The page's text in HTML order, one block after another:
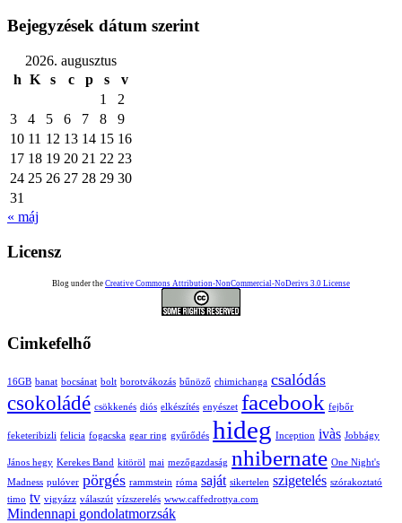
Bejegyzések dátum szerint
2026. augusztus
h K s c p s
v
1
2
3
4 5 6 7 8
9
10 11 12 13 14 15 16
17 18 19 20 21 22 23
24 25 26 27 28 29 30
31
« máj
Licensz
Blog under the Creative Commons Attribution-NonCommercial-NoDerivs 3.0 License
Cimkefelhő
16GB banat bocsánat bolt borotvákozás bűnöző chimichanga csalódás
csokoládé csökkenés diós elkészítés enyészet facebook fejbőr
feketeribizli felicia fogacska gear ring gyűrődés hideg Inception ivàs Jobbágy
János hegy Kerekes Band kitöröl mai mezőgazdaság nhibernate One Night's
Madness pulóver pörgés rammstein róma saját sikertelen szigetelés szórakoztató
timo tv vigyázz válaszút vízszerelés www.caffedrottya.com
Mindennapi gondolatmorzsák